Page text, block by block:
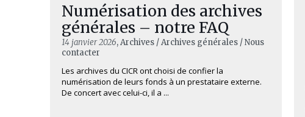
Numérisation des archives
générales – notre FAQ
14 janvier 2026, Archives / Archives générales / Nous
contacter
Les archives du CICR ont choisi de confier la
numérisation de leurs fonds à un prestataire externe.
De concert avec celui-ci, il a ...